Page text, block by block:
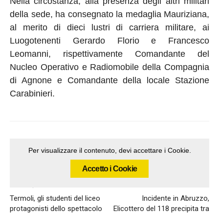
della sede, ha consegnato la medaglia Mauriziana,
al merito di dieci lustri di carriera militare, ai
Luogotenenti Gerardo Florio e Francesco
Leomanni, rispettivamente Comandante del
Nucleo Operativo e Radiomobile della Compagnia
di Agnone e Comandante della locale Stazione
Carabinieri.
Per visualizzare il contenuto, devi accettare i Cookie.
Accetto i Cookie
Termoli, gli studenti del liceo
protagonisti dello spettacolo
Incidente in Abruzzo,
Elicottero del 118 precipita tra